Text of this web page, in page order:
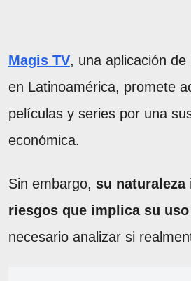
Magis TV, una aplicación
en Latinoamérica, promete
películas y series por una
económica.
Sin embargo, su
riesgos que implica su uso
necesario analizar si